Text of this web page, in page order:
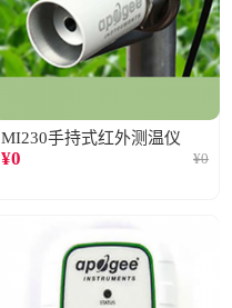
MI230手持式红外测温仪
¥0 ¥0